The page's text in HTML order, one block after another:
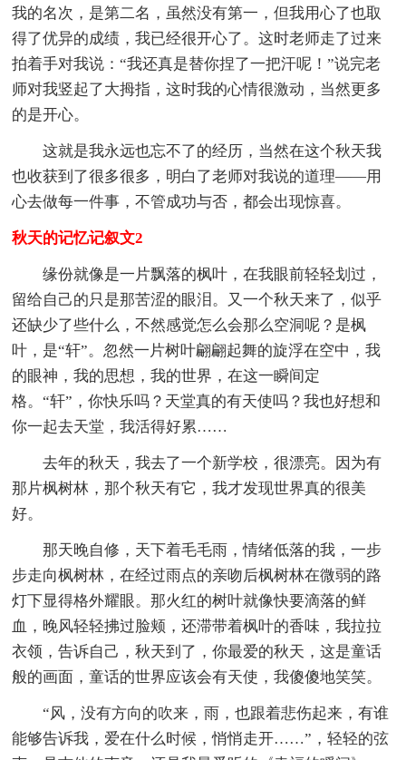
我的名次，是第二名，虽然没有第一，但我用心了也取
得了优异的成绩，我已经很开心了。这时老师走了过来
拍着手对我说：“我还真是替你捏了一把汗呢！”说完老
师对我竖起了大拇指，这时我的心情很激动，当然更多
的是开心。
这就是我永远也忘不了的经历，当然在这个秋天我
也收获到了很多很多，明白了老师对我说的道理——用
心去做每一件事，不管成功与否，都会出现惊喜。
秋天的记忆记叙文2
缘份就像是一片飘落的枫叶，在我眼前轻轻划过，
留给自己的只是那苦涩的眼泪。又一个秋天来了，似乎
还缺少了些什么，不然感觉怎么会那么空洞呢？是枫
叶，是“轩”。忽然一片树叶翩翩起舞的旋浮在空中，我
的眼神，我的思想，我的世界，在这一瞬间定
格。“轩”，你快乐吗？天堂真的有天使吗？我也好想和
你一起去天堂，我活得好累……
去年的秋天，我去了一个新学校，很漂亮。因为有
那片枫树林，那个秋天有它，我才发现世界真的很美
好。
那天晚自修，天下着毛毛雨，情绪低落的我，一步
步走向枫树林，在经过雨点的亲吻后枫树林在微弱的路
灯下显得格外耀眼。那火红的树叶就像快要滴落的鲜
血，晚风轻轻拂过脸颊，还滞带着枫叶的香味，我拉拉
衣领，告诉自己，秋天到了，你最爱的秋天，这是童话
般的画面，童话的世界应该会有天使，我傻傻地笑笑。
“风，没有方向的吹来，雨，也跟着悲伤起来，有谁
能够告诉我，爱在什么时候，悄悄走开……”，轻轻的弦